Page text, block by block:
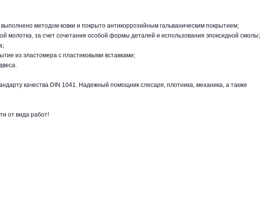
методом ковки и покрыто антикоррозийным гальваническим покрытием;
молотка, за счет сочетания особой формы деталей и использования эпоксидной смолы;
из эластомера с пластиковыми вставками;
качества DIN 1041. Надежный помощник слесаря, плотника, механика, а также
от вида работ!